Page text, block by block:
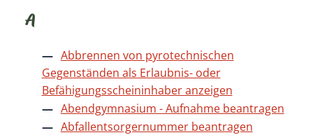
A
Abbrennen von pyrotechnischen
Gegenständen als Erlaubnis- oder
Befähigungsscheininhaber anzeigen
Abendgymnasium - Aufnahme beantragen
Abfallentsorgernummer beantragen